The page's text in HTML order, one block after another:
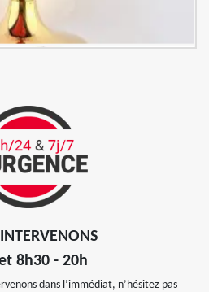
8h30 - 20h
dans l’immédiat, n’hésitez pas